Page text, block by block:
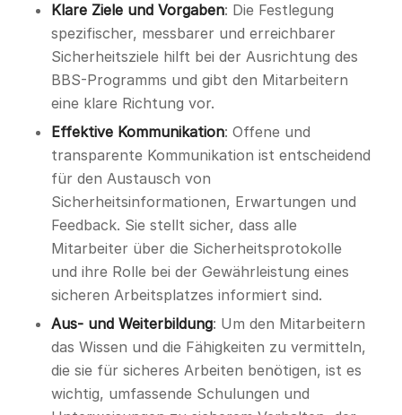
Klare Ziele und Vorgaben: Die Festlegung
spezifischer, messbarer und erreichbarer
Sicherheitsziele hilft bei der Ausrichtung des
BBS-Programms und gibt den Mitarbeitern
eine klare Richtung vor.
Effektive Kommunikation: Offene und
transparente Kommunikation ist entscheidend
für den Austausch von
Sicherheitsinformationen, Erwartungen und
Feedback. Sie stellt sicher, dass alle
Mitarbeiter über die Sicherheitsprotokolle
und ihre Rolle bei der Gewährleistung eines
sicheren Arbeitsplatzes informiert sind.
Aus- und Weiterbildung: Um den Mitarbeitern
das Wissen und die Fähigkeiten zu vermitteln,
die sie für sicheres Arbeiten benötigen, ist es
wichtig, umfassende Schulungen und